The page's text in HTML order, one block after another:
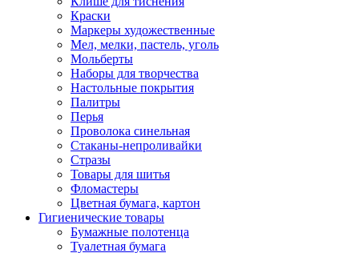
Краски
Маркеры художественные
Мел, мелки, пастель, уголь
Мольберты
Наборы для творчества
Настольные покрытия
Палитры
Перья
Проволока синельная
Стаканы-непроливайки
Стразы
Товары для шитья
Фломастеры
Цветная бумага, картон
Гигиенические товары
Бумажные полотенца
Туалетная бумага